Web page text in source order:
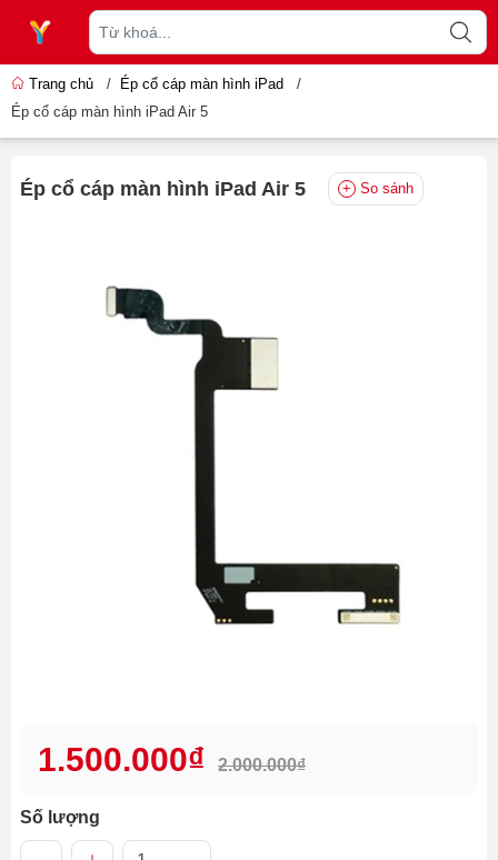
Trang chủ / Ép cổ cáp màn hình iPad
/
Ép cổ cáp màn hình iPad Air 5
Ép cổ cáp màn hình iPad Air 5 So sánh
1.500.000₫ 2.000.000₫
Số lượng